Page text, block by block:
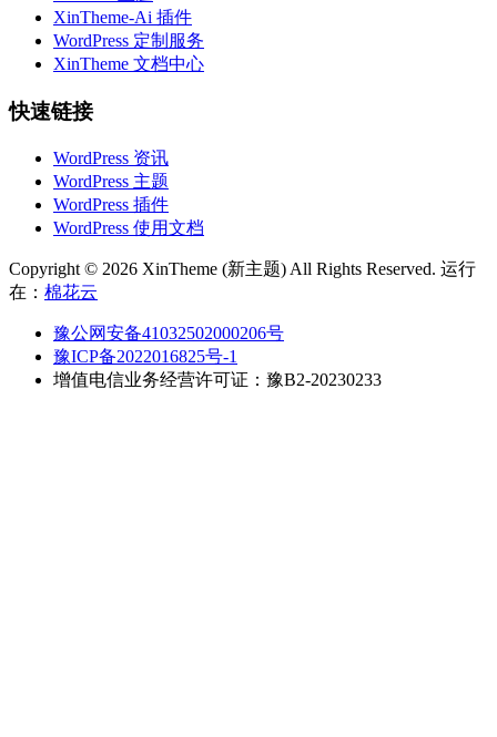
XinTheme-Ai 插件
WordPress 定制服务
XinTheme 文档中心
快速链接
WordPress 资讯
WordPress 主题
WordPress 插件
WordPress 使用文档
Copyright © 2026 XinTheme (新主题) All Rights Reserved. 运行
在： 棉花云
豫公网安备41032502000206号
豫ICP备2022016825号-1
增值电信业务经营许可证：豫B2-20230233